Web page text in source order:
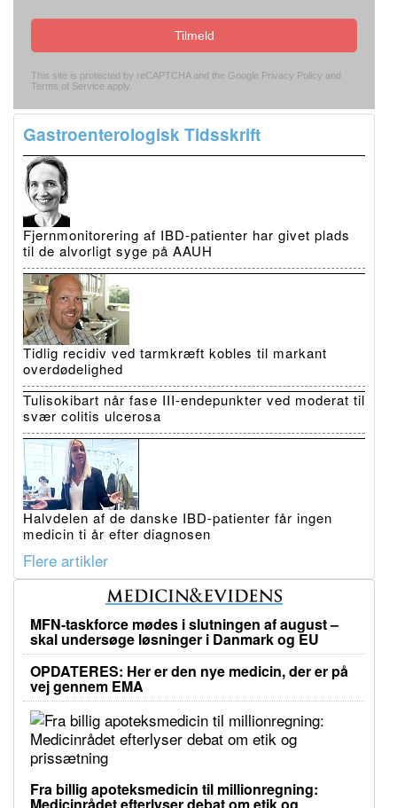
Tilmeld
This site is protected by reCAPTCHA and the Google Privacy Policy and
Terms of Service apply.
Gastroenterologisk Tidsskrift
Fjernmonitorering af IBD-patienter har givet plads
til de alvorligt syge på AAUH
Tidlig recidiv ved tarmkræft kobles til markant
overdødelighed
Tulisokibart når fase III-endepunkter ved moderat til
svær colitis ulcerosa
Halvdelen af de danske IBD-patienter får ingen
medicin ti år efter diagnosen
Flere artikler
MFN-taskforce mødes i slutningen af august –
skal undersøge løsninger i Danmark og EU
OPDATERES: Her er den nye medicin, der er på
vej gennem EMA
Fra billig apoteksmedicin til millionregning: